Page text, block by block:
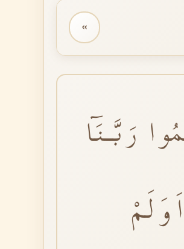
‹‹
رَبَّـنَٓا